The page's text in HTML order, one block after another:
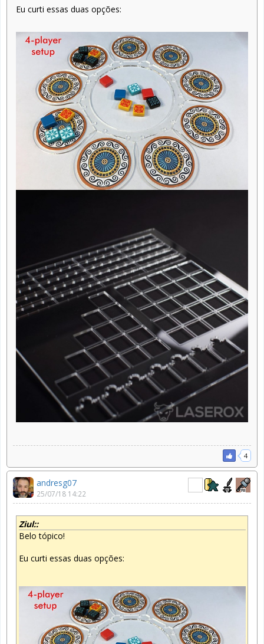
Eu curti essas duas opções:
4
andresg07
25/07/18 14:22
Ziul::
Belo tópico!
Eu curti essas duas opções: